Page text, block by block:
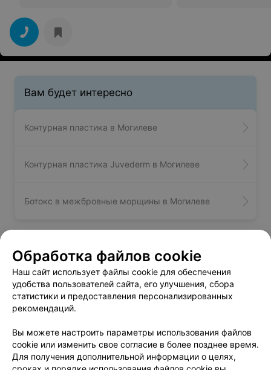
Вам будет интересно
Контурная пластика в Могилеве
Контурная пластика Juvederm в Могилеве
Ботокс в межбровные морщины в Могилеве
Консультация косметолога - цена
в Могилеве
Консультация врача-косметолога
высшей квалификационной категории
от 30 руб.
Консультация врача-косметолога первой
квалификационной категории
от 20 руб.
Обработка файлов cookie
Наш сайт использует файлы cookie для обеспечения
удобства пользователей сайта, его улучшения, сбора
статистики и предоставления персонализированных
рекомендаций.
Вы можете настроить параметры использования файлов
cookie или изменить свое согласие в более позднее время.
Для получения дополнительной информации о целях,